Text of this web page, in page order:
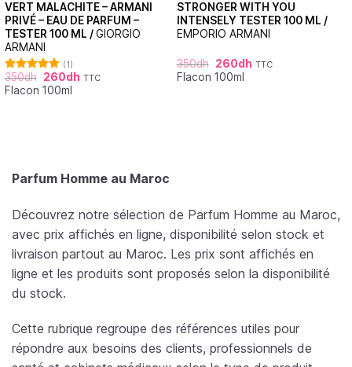
VERT MALACHITE – ARMANI
PRIVÉ – EAU DE PARFUM –
TESTER 100 ML /GIORGIO
ARMANI
Note5.00
sur 5
(1)
350dh 260dh TTC
Flacon 100ml
STRONGER WITH YOU
INTENSELY TESTER 100 ML /
EMPORIO ARMANI
350dh 260dh TTC
Flacon 100ml
Parfum Homme au Maroc
Découvrez notre sélection de Parfum Homme au Maroc,
avec prix affichés en ligne, disponibilité selon stock et
livraison partout au Maroc. Les prix sont affichés en
ligne et les produits sont proposés selon la disponibilité
du stock.
Cette rubrique regroupe des références utiles pour
répondre aux besoins des clients, professionnels de